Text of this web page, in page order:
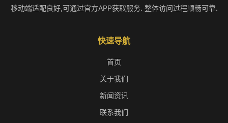
移动端适配良好,可通过官方APP获取服务. 整体访问过程顺畅可靠.
快速导航
首页
关于我们
新闻资讯
联系我们